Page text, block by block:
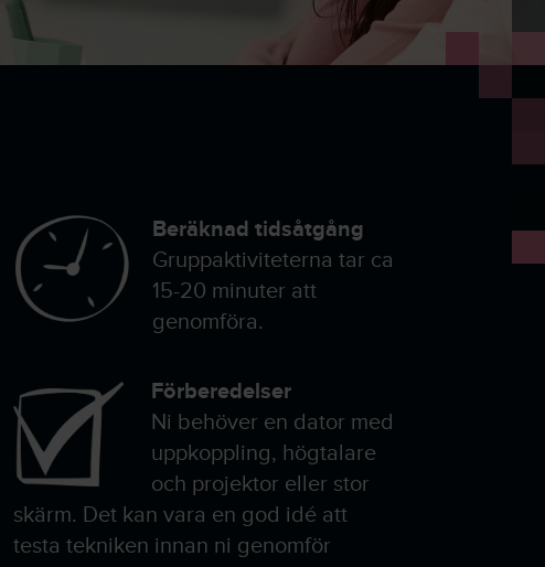
Beräknad tidsåtgång
Gruppaktiviteterna tar ca
15-20 minuter att
genomföra.
Förberedelser
Ni behöver en dator med
uppkoppling, högtalare
och projektor eller stor
skärm. Det kan vara en god idé att
testa tekniken innan ni genomför